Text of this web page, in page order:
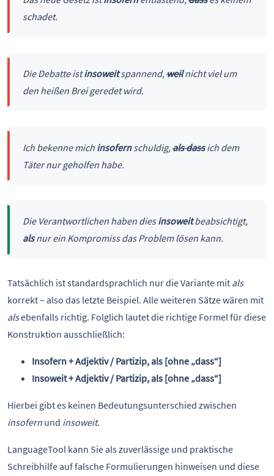
schadet.
Die Debatte istinsoweitspannend,weilnicht viel um
den heißen Brei geredet wird.
Ich bekenne mich insofernschuldig,als dassich dem
Täter nur geholfen habe.
Die Verantwortlichen haben diesinsoweitbeabsichtigt,
alsnur ein Kompromiss das Problem lösen kann.
Tatsächlich ist standardsprachlich nur die Variante mit als
korrekt – also das letzte Beispiel. Alle weiteren Sätze wären mit
alsebenfalls richtig. Folglich lautet die richtige Formel für diese
Konstruktion ausschließlich:
Insofern + Adjektiv / Partizip, als [ohne „dass“]
Insoweit + Adjektiv / Partizip, als [ohne „dass“]
Hierbei gibt es keinen Bedeutungsunterschied zwischen
insofern und insoweit.
LanguageTool kann Sie als zuverlässige und praktische
Schreibhilfe auf falsche Formulierungen hinweisen und diese